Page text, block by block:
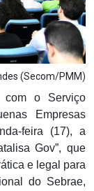
(Secom/PMM)
com o Serviço
Empresas
feira (17), a
Gov”, que
e legal para
do Sebrae,